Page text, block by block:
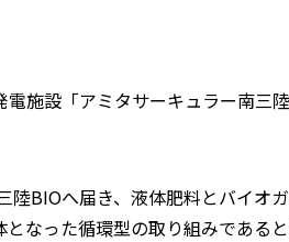
施設「アミタサーキュラー南三
BIOへ届き、液体肥料とバイオ
なった循環型の取り組みであると